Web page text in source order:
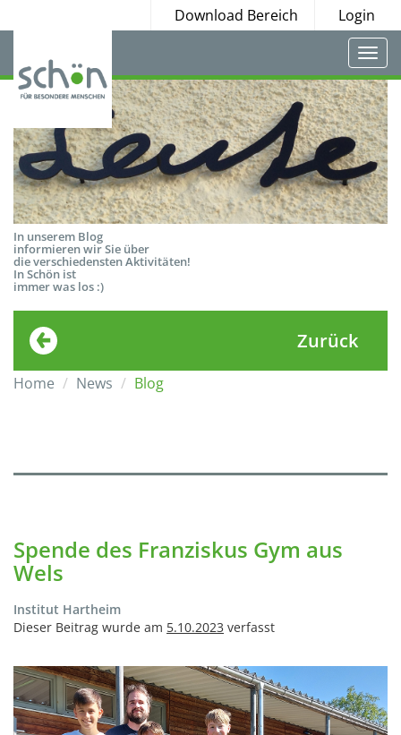
Download Bereich Login
In unserem Blog
informieren wir Sie über
die verschiedensten Aktivitäten!
In Schön ist
immer was los :)
Zurück
Home News Blog
Spende des Franziskus Gym aus
Wels
Institut Hartheim
Dieser Beitrag wurde am 5.10.2023 verfasst